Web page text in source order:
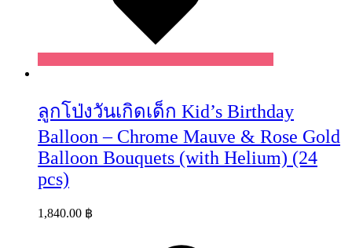
ลูกโป่งวันเกิดเด็ก Kid’s Birthday
Balloon – Chrome Mauve & Rose Gold
Balloon Bouquets (with Helium) (24
pcs)
1,840.00 ฿